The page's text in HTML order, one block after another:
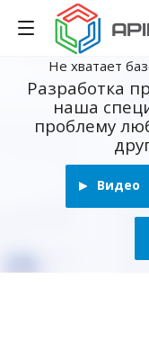
Не хватает
Разработка
наша
проблему
Видео